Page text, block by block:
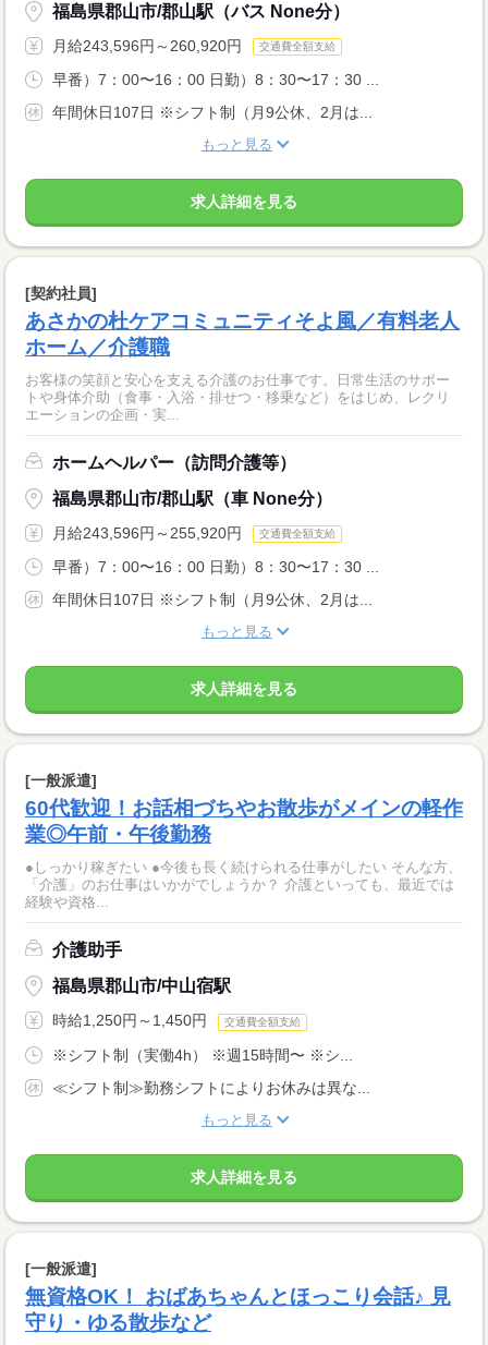
福島県郡山市/郡山駅（バス None分）
月給243,596円～260,920円 交通費全額支給
早番）7：00〜16：00 日勤）8：30〜17：30 ...
年間休日107日 ※シフト制（月9公休、2月は...
もっと見る
求人詳細を見る
[契約社員]
あさかの杜ケアコミュニティそよ風／有料老人
ホーム／介護職
お客様の笑顔と安心を支える介護のお仕事です。日常生活のサポー
トや身体介助（食事・入浴・排せつ・移乗など）をはじめ、レクリ
エーションの企画・実...
ホームヘルパー（訪問介護等）
福島県郡山市/郡山駅（車 None分）
月給243,596円～255,920円 交通費全額支給
早番）7：00〜16：00 日勤）8：30〜17：30 ...
年間休日107日 ※シフト制（月9公休、2月は...
もっと見る
求人詳細を見る
[一般派遣]
60代歓迎！お話相づちやお散歩がメインの軽作
業◎午前・午後勤務
●しっかり稼ぎたい ●今後も長く続けられる仕事がしたい そんな方、
「介護」のお仕事はいかがでしょうか？ 介護といっても、最近では
経験や資格...
介護助手
福島県郡山市/中山宿駅
時給1,250円～1,450円 交通費全額支給
※シフト制（実働4h） ※週15時間〜 ※シ...
≪シフト制≫勤務シフトによりお休みは異な...
もっと見る
求人詳細を見る
[一般派遣]
無資格OK！ おばあちゃんとほっこり会話♪ 見
守り・ゆる散歩など